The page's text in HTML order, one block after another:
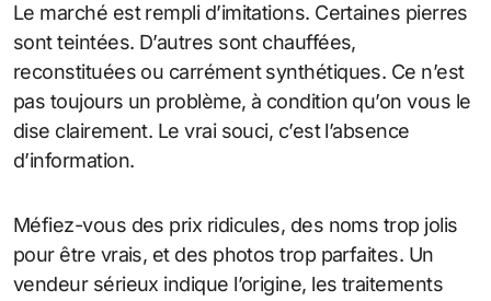
Le marché est rempli d’imitations. Certaines pierres
sont teintées. D’autres sont chauffées,
reconstituées ou carrément synthétiques. Ce n’est
pas toujours un problème, à condition qu’on vous le
dise clairement. Le vrai souci, c’est l’absence
d’information.
Méfiez-vous des prix ridicules, des noms trop jolis
pour être vrais, et des photos trop parfaites. Un
vendeur sérieux indique l’origine, les traitements